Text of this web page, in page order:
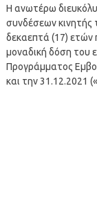
Η ανωτέρω
συνδέσεων κινητής
δεκαεπτά (17) ετών
μοναδική δόση του
Προγράμματος
και την 31.12.2021